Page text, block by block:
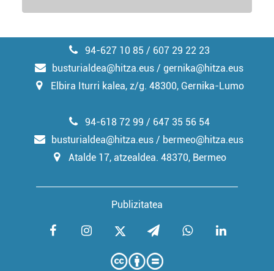
94-627 10 85 / 607 29 22 23
busturialdea@hitza.eus / gernika@hitza.eus
Elbira Iturri kalea, z/g. 48300, Gernika-Lumo
Publizitatea
94-618 72 99 / 647 35 56 54
busturialdea@hitza.eus / bermeo@hitza.eus
Atalde 17, atzealdea. 48370, Bermeo